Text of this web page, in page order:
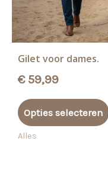
Gilet voor dames.
€59,99
Opties selecteren
Alles